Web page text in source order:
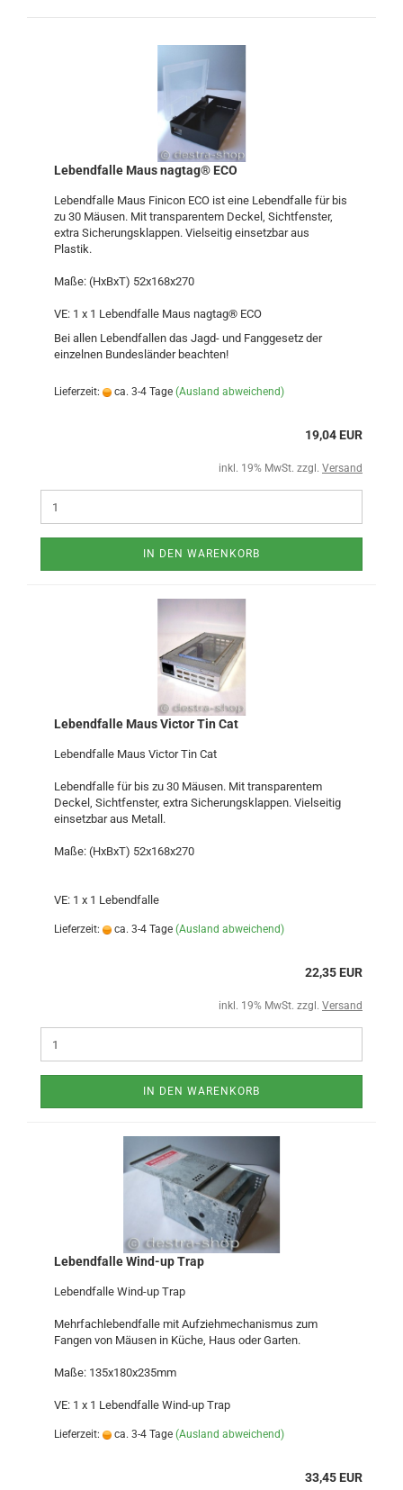
Lebendfalle Maus nagtag® ECO
Lebendfalle Maus Finicon ECO ist eine Lebendfalle für bis
zu 30 Mäusen. Mit transparentem Deckel, Sichtfenster,
extra Sicherungsklappen. Vielseitig einsetzbar aus
Plastik.
Maße: (HxBxT) 52x168x270
VE: 1 x 1 Lebendfalle Maus nagtag® ECO
Bei allen Lebendfallen das Jagd- und Fanggesetz der
einzelnen Bundesländer beachten!
Lieferzeit: ca. 3-4 Tage (Ausland abweichend)
19,04 EUR
inkl. 19% MwSt. zzgl. Versand
IN DEN WARENKORB
Lebendfalle Maus Victor Tin Cat
Lebendfalle Maus Victor Tin Cat
Lebendfalle für bis zu 30 Mäusen. Mit transparentem
Deckel, Sichtfenster, extra Sicherungsklappen. Vielseitig
einsetzbar aus Metall.
Maße: (HxBxT) 52x168x270
VE: 1 x 1 Lebendfalle
Lieferzeit: ca. 3-4 Tage (Ausland abweichend)
22,35 EUR
inkl. 19% MwSt. zzgl. Versand
IN DEN WARENKORB
Lebendfalle Wind-up Trap
Lebendfalle Wind-up Trap
Mehrfachlebendfalle mit Aufziehmechanismus zum
Fangen von Mäusen in Küche, Haus oder Garten.
Maße: 135x180x235mm
VE: 1 x 1 Lebendfalle Wind-up Trap
Lieferzeit: ca. 3-4 Tage (Ausland abweichend)
33,45 EUR